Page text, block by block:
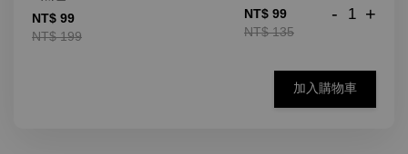
NT$ 99
NT$ 199
NT$ 99
NT$ 135
- +
加入購物車